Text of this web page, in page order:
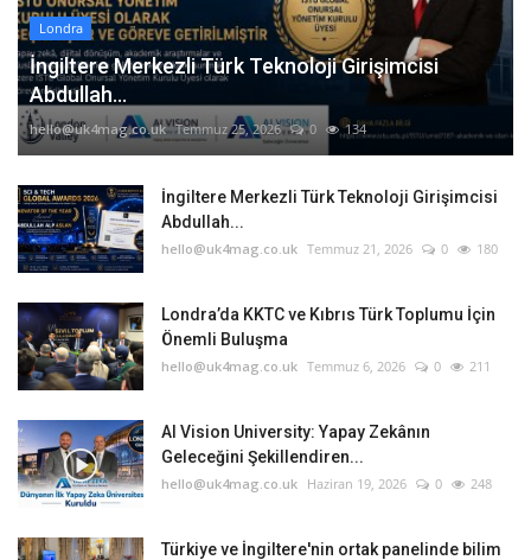
Londra
İngiltere Merkezli Türk Teknoloji Girişimcisi
Abdullah...
hello@uk4mag.co.uk Temmuz 25, 2026 0 134
İngiltere Merkezli Türk Teknoloji Girişimcisi
Abdullah...
hello@uk4mag.co.uk Temmuz 21, 2026 0 180
Londra’da KKTC ve Kıbrıs Türk Toplumu İçin
Önemli Buluşma
hello@uk4mag.co.uk Temmuz 6, 2026 0 211
AI Vision University: Yapay Zekânın
Geleceğini Şekillendiren...
hello@uk4mag.co.uk Haziran 19, 2026 0 248
Türkiye ve İngiltere'nin ortak panelinde bilim